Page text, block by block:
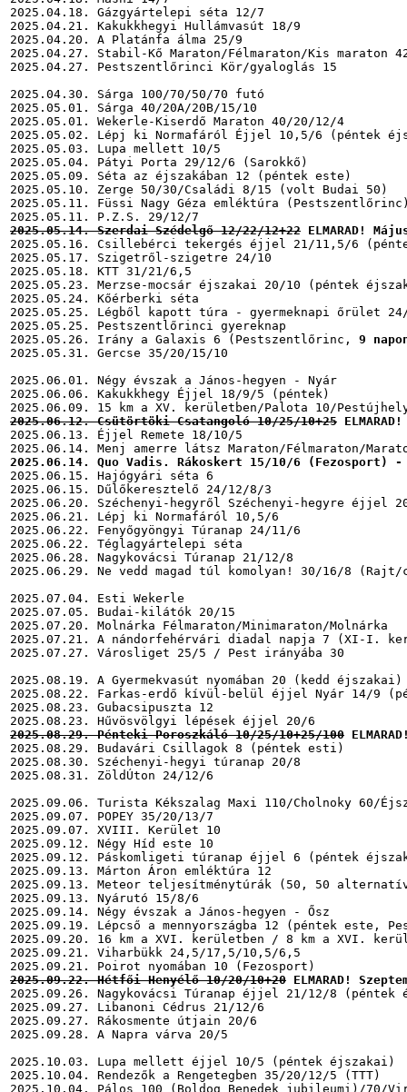
2025.04.18. Gázgyártelepi séta 12/7
2025.04.21. Kakukkhegyi Hullámvasút 18/9
2025.04.20. A Platánfa álma 25/9
2025.04.27. Stabil-Kő Maraton/Félmaraton/Kis maraton
2025.04.27. Pestszentlőrinci Kör/gyaloglás 15
2025.04.30. Sárga 100/70/50/70 futó
2025.05.01. Sárga 40/20A/20B/15/10
2025.05.01. Wekerle-Kiserdő Maraton 40/20/12/4
2025.05.02. Lépj ki Normafáról Éjjel 10,5/6 (péntek
2025.05.03. Lupa mellett 10/5
2025.05.04. Pátyi Porta 29/12/6 (Sarokkő)
2025.05.09. Séta az éjszakában 12 (péntek este)
2025.05.10. Zerge 50/30/Családi 8/15 (volt Budai 50)
2025.05.11. Füssi Nagy Géza emléktúra
2025.05.14. Szerdai Szédelgő 12/22/12+22 ELMARAD!
2025.05.16. Csillebérci tekergés éjjel 21/11,5/6
2025.05.17. Szigetről-szigetre 24/10
2025.05.18. KTT 31/21/6,5
2025.05.23. Merzse-mocsár éjszakai 20/10 (péntek
2025.05.24. Kőérberki séta
2025.05.25. Légből kapott túra - gyermeknapi őrület
2025.05.25. Pestszentlőrinci gyereknap
2025.05.26. Irány a Galaxis 6 (Pestszentlőrinc, 9
2025.05.31. Gercse 35/20/15/10
2025.06.01. Négy évszak a János-hegyen - Nyár
2025.06.06. Kakukkhegy Éjjel 18/9/5 (péntek)
2025.06.12. Csütörtöki Csatangoló 10/25/10+25
2025.06.13. Éjjel Remete 18/10/5
2025.06.14. Quo Vadis. Rákoskert 15/10/6 (Fezosport)
2025.06.15. Hajógyári séta 6
2025.06.15. Dűlőkeresztelő 24/12/8/3
2025.06.20. Széchenyi-hegyről Széchenyi-hegyre éjjel
2025.06.21. Lépj ki Normafáról 10,5/6
2025.06.22. Fenyőgyöngyi Túranap 24/11/6
2025.06.22. Téglagyártelepi séta
2025.06.28. Nagykovácsi Túranap 21/12/8
2025.06.29. Ne vedd magad túl komolyan! 30/16/8
2025.07.04. Esti Wekerle
2025.07.05. Budai-kilátók 20/15
2025.07.20. Molnárka Félmaraton/Minimaraton/Molnárka
2025.07.21. A nándorfehérvári diadal napja 7 (XI-I.
2025.07.27. Városliget 25/5 / Pest irányába 30
2025.08.19. A Gyermekvasút nyomában 20 (kedd éjszakai)
2025.08.22. Farkas-erdő kívül-belül éjjel Nyár 14/9
2025.08.23. Gubacsipuszta 12
2025.08.29. Pénteki Poroszkáló 10/25/10+25/100
2025.08.29. Budavári Csillagok 8 (péntek esti)
2025.08.30. Széchenyi-hegyi túranap 20/8
2025.08.31. ZöldÚton 24/12/6
2025.09.06. Turista Kékszalag Maxi 110/Cholnoky 60/
2025.09.07. POPEY 35/20/13/7
2025.09.07. XVIII. Kerület 10
2025.09.12. Négy Híd este 10
2025.09.12. Páskomligeti túranap éjjel 6 (péntek
2025.09.13. Márton Áron emléktúra 12
2025.09.13. Meteor teljesítménytúrák (50, 50
2025.09.13. Nyárutó 15/8/6
2025.09.14. Négy évszak a János-hegyen - Ősz
2025.09.19. Lépcső a mennyországba 12 (péntek este,
2025.09.20. 16 km a XVI. kerületben / 8 km a XVI.
2025.09.21. Viharbükk 24,5/17,5/10,5/6,5
2025.09.22. Hétfői Henyélő 10/20/10+20 ELMARAD!
2025.09.26. Nagykovácsi Túranap éjjel 21/12/8 (péntek
2025.09.27. Libanoni Cédrus 21/12/6
2025.09.27. Rákosmente útjain 20/6
2025.09.28. A Napra várva 20/5
2025.10.03. Lupa mellett éjjel 10/5 (péntek éjszakai)
2025.10.04. Rendezők a Rengetegben 35/20/12/5 (TTT)
2025.10.04. Pálos 100 (Boldog Benedek jubileumi)/70/